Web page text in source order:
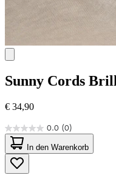
Sunny Cords
€ 34,90
0.0 (0)
0.0
von
5
Sternen.
In den Warenkorb